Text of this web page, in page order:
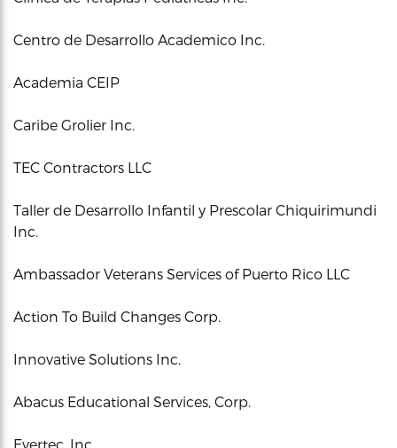
Centro de Desarrollo Academico Inc.
Academia CEIP
Caribe Grolier Inc.
TEC Contractors LLC
Taller de Desarrollo Infantil y Prescolar Chiquirimundi
Inc.
Ambassador Veterans Services of Puerto Rico LLC
Action To Build Changes Corp.
Innovative Solutions Inc.
Abacus Educational Services, Corp.
Evertec, Inc.